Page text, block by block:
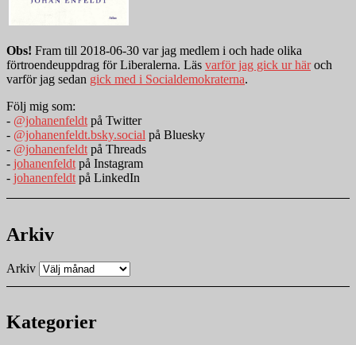
Obs! Fram till 2018-06-30 var jag medlem i och hade olika
förtroendeuppdrag för Liberalerna. Läs varför jag gick ur häroch
varför jag sedan gick med i Socialdemokraterna.
Följ mig som:
- @johanenfeldt på Twitter
- @johanenfeldt.bsky.social på Bluesky
- @johanenfeldt på Threads
- johanenfeldt på Instagram
- johanenfeldt på LinkedIn
Arkiv
Arkiv
Kategorier